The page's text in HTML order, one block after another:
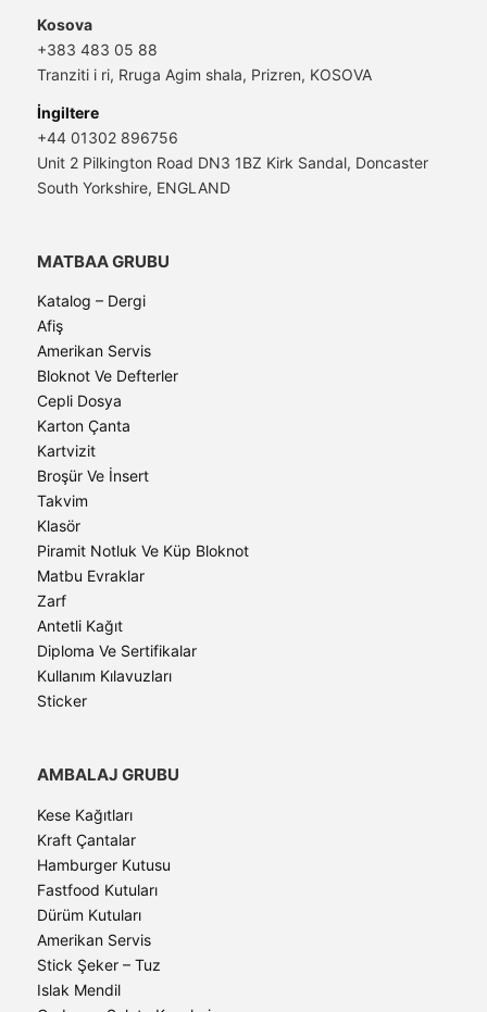
Kosova
+383 483 05 88
Tranziti i ri, Rruga Agim shala, Prizren, KOSOVA
İngiltere
+44 01302 896756
Unit 2 Pilkington Road DN3 1BZ Kirk Sandal, Doncaster
South Yorkshire, ENGLAND
MATBAA GRUBU
Katalog – Dergi
Afiş
Amerikan Servis
Bloknot Ve Defterler
Cepli Dosya
Karton Çanta
Kartvizit
Broşür Ve İnsert
Takvim
Klasör
Piramit Notluk Ve Küp Bloknot
Matbu Evraklar
Zarf
Antetli Kağıt
Diploma Ve Sertifikalar
Kullanım Kılavuzları
Sticker
AMBALAJ GRUBU
Kese Kağıtları
Kraft Çantalar
Hamburger Kutusu
Fastfood Kutuları
Dürüm Kutuları
Amerikan Servis
Stick Şeker – Tuz
Islak Mendil